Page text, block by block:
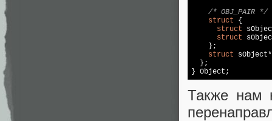
/* OBJ_PAIR */
struct {
struct
struct
    };
struct
  };
} Object;
Также нам